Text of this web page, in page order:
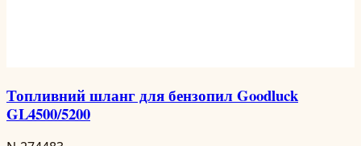
Топливний шланг для бензопил Goodluck
GL4500/5200